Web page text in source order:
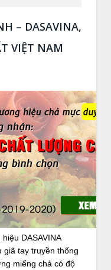
– DASAVINA,
VIỆT NAM
DASAVINA
tay truyền thống
miếng chả có độ